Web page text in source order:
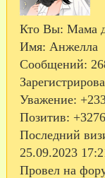
Кто Вы: Мама
Имя: Анжелла
Сообщений:
Уважение:
Позитив:
Последний
25.09.2023
Провел на